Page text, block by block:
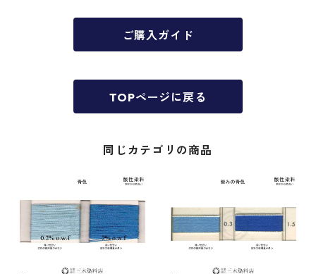
ご購入ガイド
TOPページに戻る
同じカテゴリの商品